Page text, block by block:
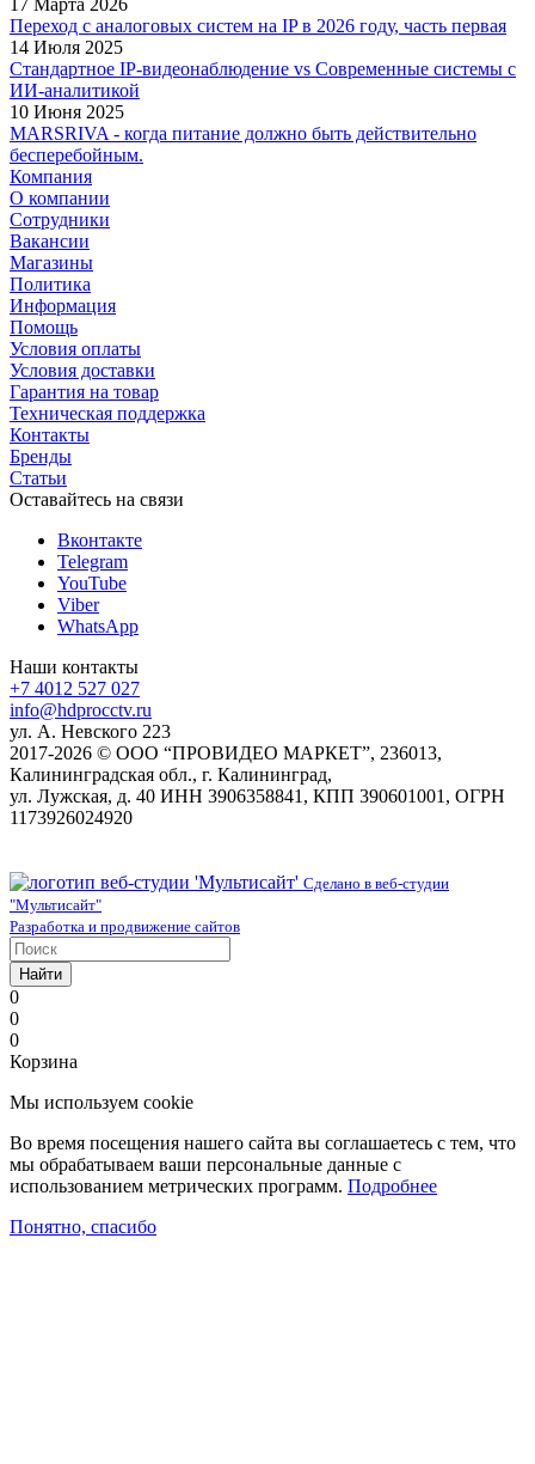
17 Марта 2026
Переход с аналоговых систем на IP в 2026 году, часть первая
14 Июля 2025
Стандартное IP-видеонаблюдение vs Современные системы с
ИИ-аналитикой
10 Июня 2025
MARSRIVA - когда питание должно быть действительно
бесперебойным.
Компания
О компании
Сотрудники
Вакансии
Магазины
Политика
Информация
Помощь
Условия оплаты
Условия доставки
Гарантия на товар
Техническая поддержка
Контакты
Бренды
Статьи
Оставайтесь на связи
Вконтакте
Telegram
YouTube
Viber
WhatsApp
Наши контакты
+7 4012 527 027
info@hdprocctv.ru
ул. А. Невского 223
2017-2026 © ООО “ПРОВИДЕО МАРКЕТ”, 236013,
Калининградская обл., г. Калининград,
ул. Лужская, д. 40 ИНН 3906358841, КПП 390601001, ОГРН
1173926024920
Сделано в веб-студии
"Мультисайт"
Разработка и продвижение сайтов
Найти
0
0
0
Корзина
Мы используем cookie
Во время посещения нашего сайта вы соглашаетесь с тем, что
мы обрабатываем ваши персональные данные с
использованием метрических программ. Подробнее
Понятно, спасибо